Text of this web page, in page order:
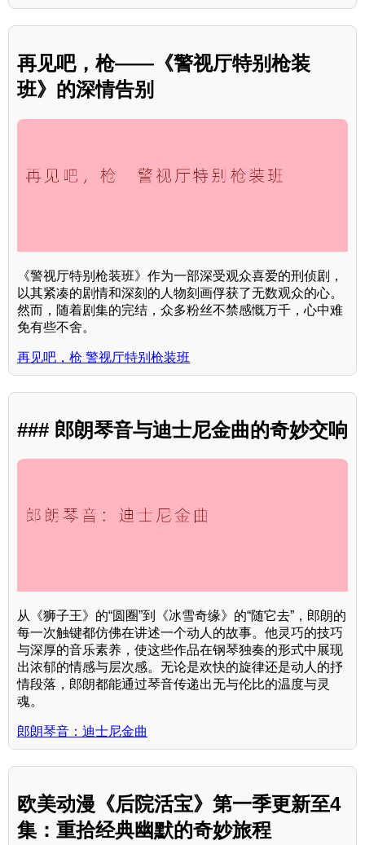
再见吧，枪——《警视厅特别枪装
班》的深情告别
《警视厅特别枪装班》作为一部深受观众喜爱的刑侦剧，
以其紧凑的剧情和深刻的人物刻画俘获了无数观众的心。
然而，随着剧集的完结，众多粉丝不禁感慨万千，心中难
免有些不舍。
再见吧，枪 警视厅特别枪装班
### 郎朗琴音与迪士尼金曲的奇妙交响
从《狮子王》的“圆圈”到《冰雪奇缘》的“随它去”，郎朗的
每一次触键都仿佛在讲述一个动人的故事。他灵巧的技巧
与深厚的音乐素养，使这些作品在钢琴独奏的形式中展现
出浓郁的情感与层次感。无论是欢快的旋律还是动人的抒
情段落，郎朗都能通过琴音传递出无与伦比的温度与灵
魂。
郎朗琴音：迪士尼金曲
欧美动漫《后院活宝》第一季更新至4
集：重拾经典幽默的奇妙旅程